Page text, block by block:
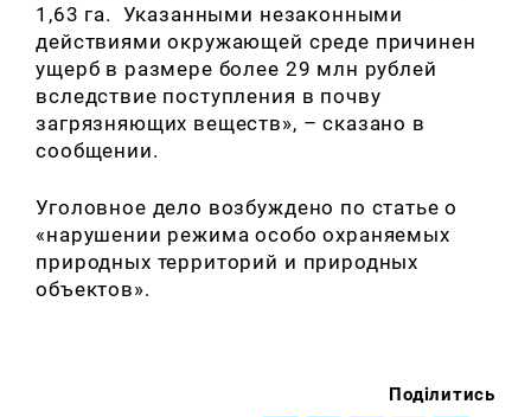
1,63 га. Указанными незаконными
действиями окружающей среде причинен
ущерб в размере более 29 млн рублей
вследствие поступления в почву
загрязняющих веществ», – сказано в
сообщении.
Уголовное дело возбуждено по статье о
«нарушении режима особо охраняемых
природных территорий и природных
объектов».
Поділитись